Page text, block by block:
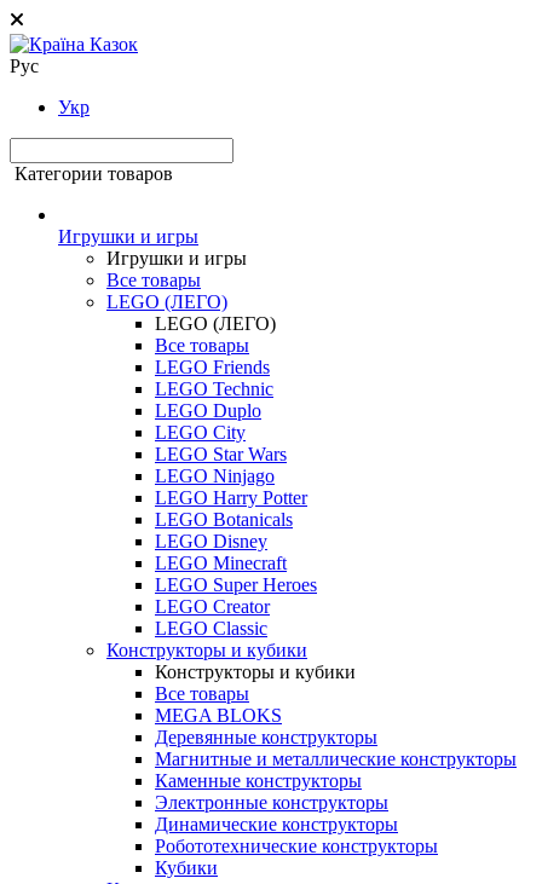
Рус
Укр
Категории товаров
Игрушки и игры
Игрушки и игры
Все товары
LEGO (ЛЕГО)
LEGO (ЛЕГО)
Все товары
LEGO Friends
LEGO Technic
LEGO Duplo
LEGO City
LEGO Star Wars
LEGO Ninjago
LEGO Harry Potter
LEGO Botanicals
LEGO Disney
LEGO Minecraft
LEGO Super Heroes
LEGO Creator
LEGO Classic
Конструкторы и кубики
Конструкторы и кубики
Все товары
MEGA BLOKS
Деревянные конструкторы
Магнитные и металлические конструкторы
Каменные конструкторы
Электронные конструкторы
Динамические конструкторы
Робототехнические конструкторы
Кубики